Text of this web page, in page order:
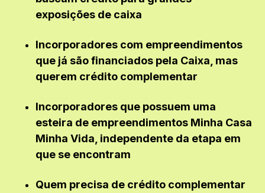
exposições de caixa
Incorporadores com empreendimentos
que já são financiados pela Caixa, mas
querem crédito complementar
Incorporadores que possuem uma
esteira de empreendimentos Minha Casa
Minha Vida, independente da etapa em
que se encontram
Quem precisa de crédito complementar